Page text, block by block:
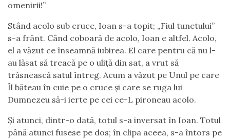
omenirii!”
Stând acolo sub cruce, Ioan s-a topit; „Fiul tunetului”
s-a frânt. Când coboară de acolo, Ioan e altfel. Acolo,
el a văzut ce înseamnă iubirea. El care pentru că nu l-
au lăsat să treacă pe o uliță din sat, a vrut să
trăsnească satul întreg. Acum a văzut pe Unul pe care
Îl băteau în cuie pe o cruce și care se ruga lui
Dumnezeu să-i ierte pe cei ce-L pironeau acolo.
Și atunci, dintr-o dată, totul s-a inversat în Ioan. Totul
până atunci fusese pe dos; în clipa aceea, s-a întors pe